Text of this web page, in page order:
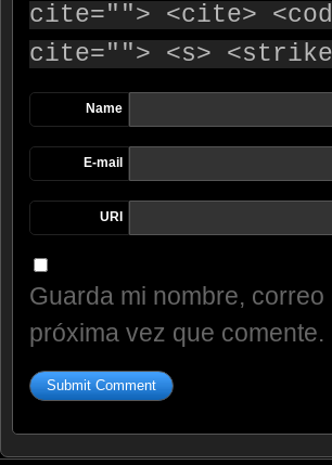
cite=""> <cite>
cite=""> <s>
Name
E-mail
URI
Guarda mi nombre,
próxima vez que comente.